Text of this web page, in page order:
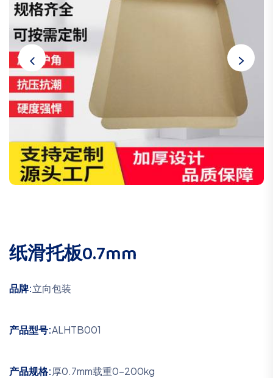
纸滑托板0.7mm
品牌:立向包装
产品型号:ALHTB001
产品规格:厚0.7mm载重0-200kg